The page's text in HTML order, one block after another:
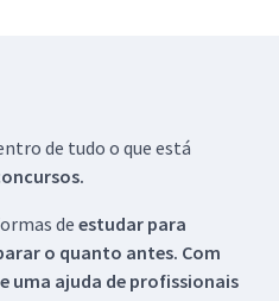
de tudo o que está
de estudar para
o quanto antes. Com
uma ajuda de profissionais